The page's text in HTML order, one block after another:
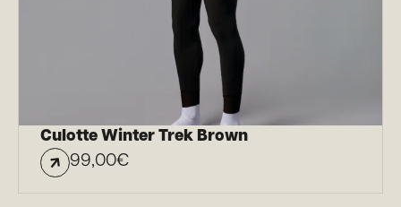
Culotte Winter Trek Brown
99,00€